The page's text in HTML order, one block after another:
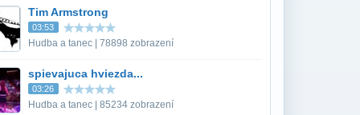
Tim Armstrong
03:53
Hudba a tanec | 78898 zobrazení
spievajuca hviezda...
03:26
Hudba a tanec | 85234 zobrazení